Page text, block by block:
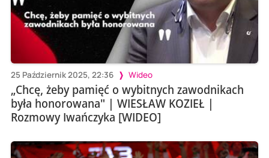
25 Październik 2025, 22:36 Wideo
„Chcę, żeby pamięć o wybitnych zawodnikach
była honorowana" | WIESŁAW KOZIEŁ |
Rozmowy Iwańczyka [WIDEO]